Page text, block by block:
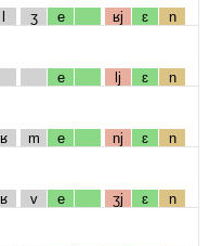
l ʒ e ʁj ɛ n
e lj ɛ n
ʁ m e nj ɛ n
ʁ v e ʒj ɛ n